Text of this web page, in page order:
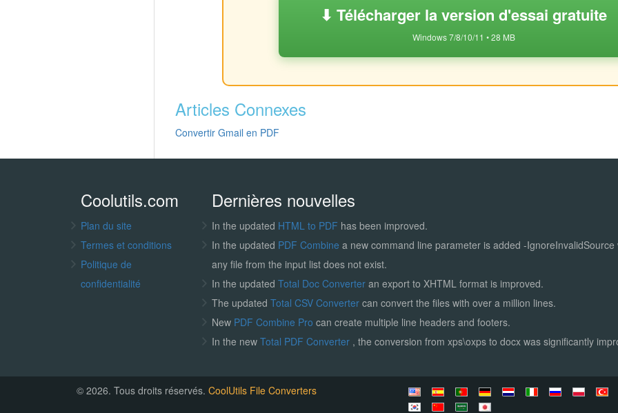
⬇ Télécharger la version d'essai gratuite
Windows 7/8/10/11 • 28 MB
Articles Connexes
Convertir Gmail en PDF
Coolutils.com
Plan du site
Termes et conditions
Politique de
confidentialité
Dernières nouvelles
In the updated HTML to PDF has been improved.
In the updated PDF Combine a new command line parameter is added -IgnoreInvalidSource
any file from the input list does not exist.
In the updated Total Doc Converter an export to XHTML format is improved.
The updated Total CSV Converter can convert the files with over a million lines.
New PDF Combine Pro can create multiple line headers and footers.
In the new Total PDF Converter , the conversion from xps\oxps to docx was significantly
© 2026. Tous droits réservés.CoolUtils File Converters